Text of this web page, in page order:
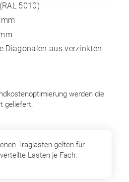
5010)
Diagonalen aus verzinkten
werden die
geliefert.
Traglasten gelten für
Lasten je Fach.